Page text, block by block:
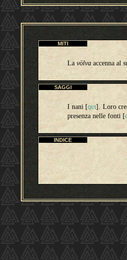
MITI
La völva accenna al
SAGGI
I nani [QUI]. Loro
presenza nelle fonti [
INDICE